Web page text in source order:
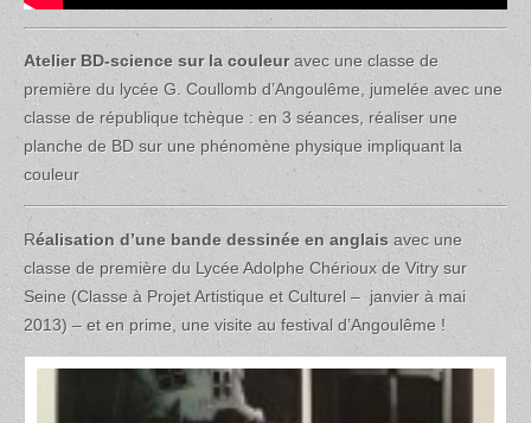
Atelier BD-science sur la couleuravec une classe de
première du lycée G. Coullomb d’Angoulême, jumelée avec une
classe de république tchèque : en 3 séances, réaliser une
planche de BD sur une phénomène physique impliquant la
couleur
Réalisation d’une bande dessinée en anglais avec une
classe de première du Lycée Adolphe Chérioux de Vitry sur
Seine (Classe à Projet Artistique et Culturel – janvier à mai
2013) – et en prime, une visite au festival d’Angoulême !